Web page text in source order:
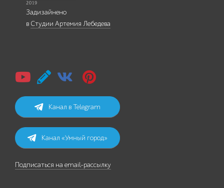
Задизайнено
в Студии Артемия Лебедева
Канал в Telegram
Канал «Умный город»
Подписаться на email-рассылку